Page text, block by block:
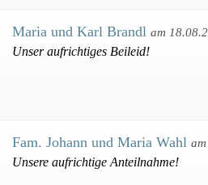
Maria und Karl Brandl am
Unser aufrichtiges Beileid!
Fam. Johann und Maria Wahl
Unsere aufrichtige Anteilnahme!